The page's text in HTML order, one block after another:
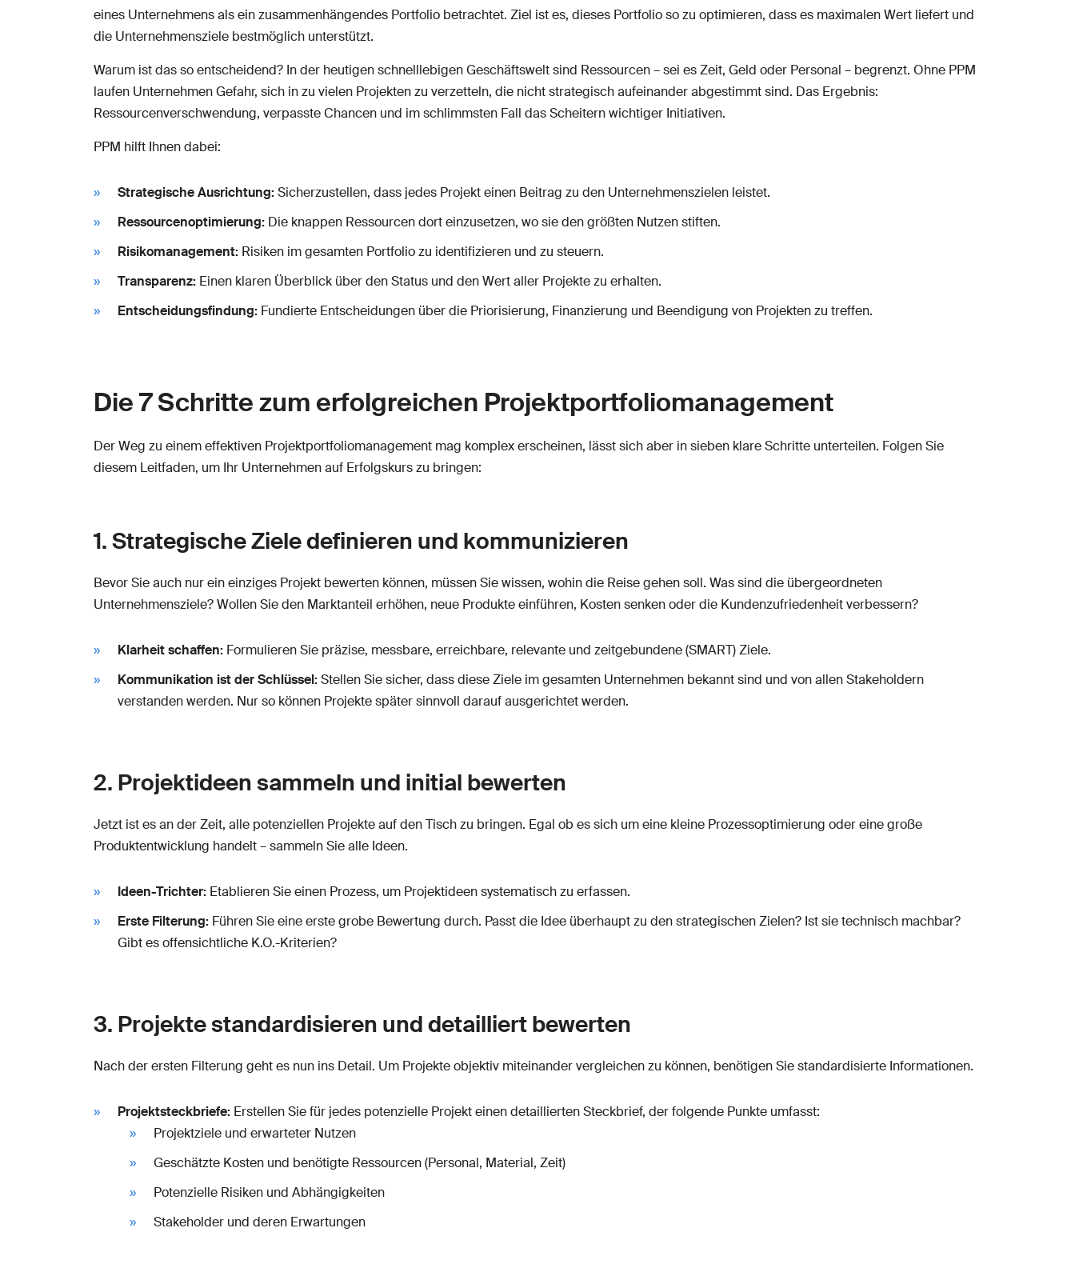
eines Unternehmens als ein zusammenhängendes Portfolio betrachtet. Ziel ist es, dieses Portfolio so zu optimieren, dass es maximalen Wert liefert und
die Unternehmensziele bestmöglich unterstützt.
Warum ist das so entscheidend? In der heutigen schnelllebigen Geschäftswelt sind Ressourcen – sei es Zeit, Geld oder Personal – begrenzt. Ohne PPM
laufen Unternehmen Gefahr, sich in zu vielen Projekten zu verzetteln, die nicht strategisch aufeinander abgestimmt sind. Das Ergebnis:
Ressourcenverschwendung, verpasste Chancen und im schlimmsten Fall das Scheitern wichtiger Initiativen.
PPM hilft Ihnen dabei:
Strategische Ausrichtung:Sicherzustellen, dass jedes Projekt einen Beitrag zu den Unternehmenszielen leistet.
Ressourcenoptimierung: Die knappen Ressourcen dort einzusetzen, wo sie den größten Nutzen stiften.
Risikomanagement: Risiken im gesamten Portfolio zu identifizieren und zu steuern.
Transparenz: Einen klaren Überblick über den Status und den Wert aller Projekte zu erhalten.
Entscheidungsfindung: Fundierte Entscheidungen über die Priorisierung, Finanzierung und Beendigung von Projekten zu treffen.
Die 7 Schritte zum erfolgreichen Projektportfoliomanagement
Der Weg zu einem effektiven Projektportfoliomanagement mag komplex erscheinen, lässt sich aber in sieben klare Schritte unterteilen. Folgen Sie
diesem Leitfaden, um Ihr Unternehmen auf Erfolgskurs zu bringen:
1. Strategische Ziele definieren und kommunizieren
Bevor Sie auch nur ein einziges Projekt bewerten können, müssen Sie wissen, wohin die Reise gehen soll. Was sind die übergeordneten
Unternehmensziele? Wollen Sie den Marktanteil erhöhen, neue Produkte einführen, Kosten senken oder die Kundenzufriedenheit verbessern?
Klarheit schaffen: Formulieren Sie präzise, messbare, erreichbare, relevante und zeitgebundene (SMART) Ziele.
Kommunikation ist der Schlüssel:Stellen Sie sicher, dass diese Ziele im gesamten Unternehmen bekannt sind und von allen Stakeholdern
verstanden werden. Nur so können Projekte später sinnvoll darauf ausgerichtet werden.
2. Projektideen sammeln und initial bewerten
Jetzt ist es an der Zeit, alle potenziellen Projekte auf den Tisch zu bringen. Egal ob es sich um eine kleine Prozessoptimierung oder eine große
Produktentwicklung handelt – sammeln Sie alle Ideen.
Ideen-Trichter: Etablieren Sie einen Prozess, um Projektideen systematisch zu erfassen.
Erste Filterung: Führen Sie eine erste grobe Bewertung durch. Passt die Idee überhaupt zu den strategischen Zielen? Ist sie technisch machbar?
Gibt es offensichtliche K.O.-Kriterien?
3. Projekte standardisieren und detailliert bewerten
Nach der ersten Filterung geht es nun ins Detail. Um Projekte objektiv miteinander vergleichen zu können, benötigen Sie standardisierte Informationen.
Projektsteckbriefe: Erstellen Sie für jedes potenzielle Projekt einen detaillierten Steckbrief, der folgende Punkte umfasst:
Projektziele und erwarteter Nutzen
Geschätzte Kosten und benötigte Ressourcen (Personal, Material, Zeit)
Potenzielle Risiken und Abhängigkeiten
Stakeholder und deren Erwartungen